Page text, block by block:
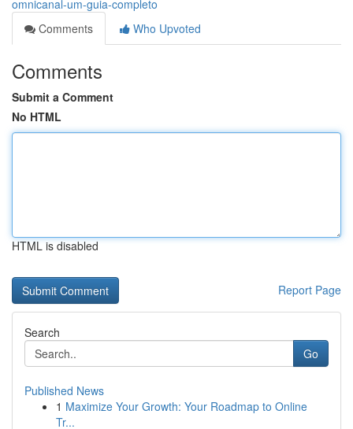
omnicanal-um-guia-completo
Comments
Who Upvoted
Comments
Submit a Comment
No HTML
HTML is disabled
Report Page
Search
Go
Published News
1 Maximize Your Growth: Your Roadmap to Online
Tr...